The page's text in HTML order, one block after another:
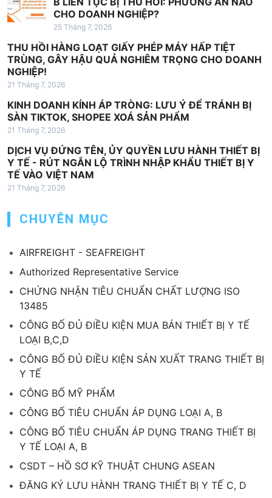
CHO DOANH NGHIỆP?
25 Tháng 7, 2026
THU HỒI HÀNG LOẠT GIẤY PHÉP MÁY HẤP TIỆT
TRÙNG, GÂY HẬU QUẢ NGHIÊM TRỌNG CHO DOANH
NGHIỆP!
21 Tháng 7, 2026
KINH DOANH KÍNH ÁP TRÒNG: LƯU Ý ĐỂ TRÁNH BỊ
SÀN TIKTOK, SHOPEE XOÁ SẢN PHẨM
21 Tháng 7, 2026
DỊCH VỤ ĐỨNG TÊN, ỦY QUYỀN LƯU HÀNH THIẾT BỊ
Y TẾ - RÚT NGẮN LỘ TRÌNH NHẬP KHẨU THIẾT BỊ Y
TẾ VÀO VIỆT NAM
21 Tháng 7, 2026
CHUYÊN MỤC
AIRFREIGHT - SEAFREIGHT
Authorized Representative Service
CHỨNG NHẬN TIÊU CHUẨN CHẤT LƯỢNG ISO
13485
CÔNG BỐ ĐỦ ĐIỀU KIỆN MUA BÁN THIẾT BỊ Y TẾ
LOẠI B,C,D
CÔNG BỐ ĐỦ ĐIỀU KIỆN SẢN XUẤT TRANG THIẾT BỊ
Y TẾ
CÔNG BỐ MỸ PHẨM
CÔNG BỐ TIÊU CHUẨN ÁP DỤNG LOẠI A, B
CÔNG BỐ TIÊU CHUẨN ÁP DỤNG TRANG THIẾT BỊ
Y TẾ LOẠI A, B
CSDT – HỒ SƠ KỸ THUẬT CHUNG ASEAN
ĐĂNG KÝ LƯU HÀNH TRANG THIẾT BỊ Y TẾ C, D